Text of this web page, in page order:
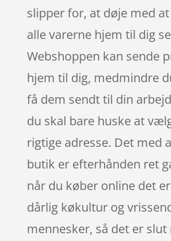
slipper for, at døje med
alle varerne hjem til dig
Webshoppen kan sende
hjem til dig, medmindre
få dem sendt til din
du skal bare huske at
rigtige adresse. Det med
butik er efterhånden ret
når du køber online det
dårlig køkultur og
mennesker, så det er